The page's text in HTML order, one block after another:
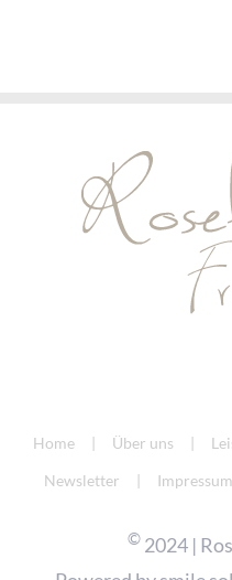
Home Über uns
Newsletter Impressum
©2024 |